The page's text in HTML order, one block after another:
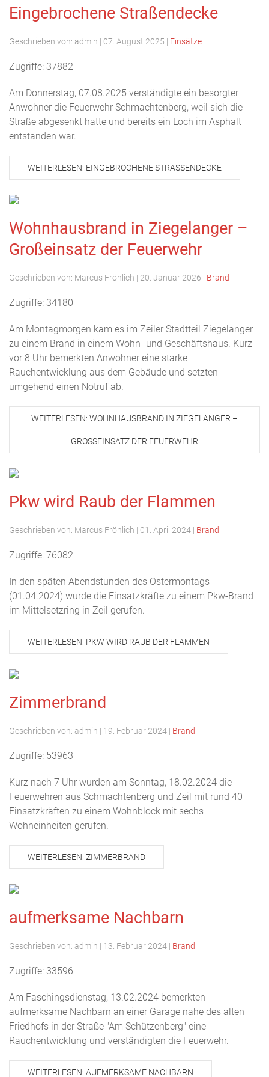
Eingebrochene Straßendecke
Geschrieben von: admin | 07. August 2025 | Einsätze
Zugriffe: 37882
Am Donnerstag, 07.08.2025 verständigte ein besorgter
Anwohner die Feuerwehr Schmachtenberg, weil sich die
Straße abgesenkt hatte und bereits ein Loch im Asphalt
entstanden war.
WEITERLESEN: EINGEBROCHENE STRASSENDECKE
Wohnhausbrand in Ziegelanger –
Großeinsatz der Feuerwehr
Geschrieben von: Marcus Fröhlich | 20. Januar 2026 | Brand
Zugriffe: 34180
Am Montagmorgen kam es im Zeiler Stadtteil Ziegelanger
zu einem Brand in einem Wohn- und Geschäftshaus. Kurz
vor 8 Uhr bemerkten Anwohner eine starke
Rauchentwicklung aus dem Gebäude und setzten
umgehend einen Notruf ab.
WEITERLESEN: WOHNHAUSBRAND IN ZIEGELANGER –
GROSSEINSATZ DER FEUERWEHR
Pkw wird Raub der Flammen
Geschrieben von: Marcus Fröhlich | 01. April 2024 | Brand
Zugriffe: 76082
In den späten Abendstunden des Ostermontags
(01.04.2024) wurde die Einsatzkräfte zu einem Pkw-Brand
im Mittelsetzring in Zeil gerufen.
WEITERLESEN: PKW WIRD RAUB DER FLAMMEN
Zimmerbrand
Geschrieben von: admin | 19. Februar 2024 | Brand
Zugriffe: 53963
Kurz nach 7 Uhr wurden am Sonntag, 18.02.2024 die
Feuerwehren aus Schmachtenberg und Zeil mit rund 40
Einsatzkräften zu einem Wohnblock mit sechs
Wohneinheiten gerufen.
WEITERLESEN: ZIMMERBRAND
aufmerksame Nachbarn
Geschrieben von: admin | 13. Februar 2024 | Brand
Zugriffe: 33596
Am Faschingsdienstag, 13.02.2024 bemerkten
aufmerksame Nachbarn an einer Garage nahe des alten
Friedhofs in der Straße "Am Schützenberg" eine
Rauchentwicklung und verständigten die Feuerwehr.
WEITERLESEN: AUFMERKSAME NACHBARN